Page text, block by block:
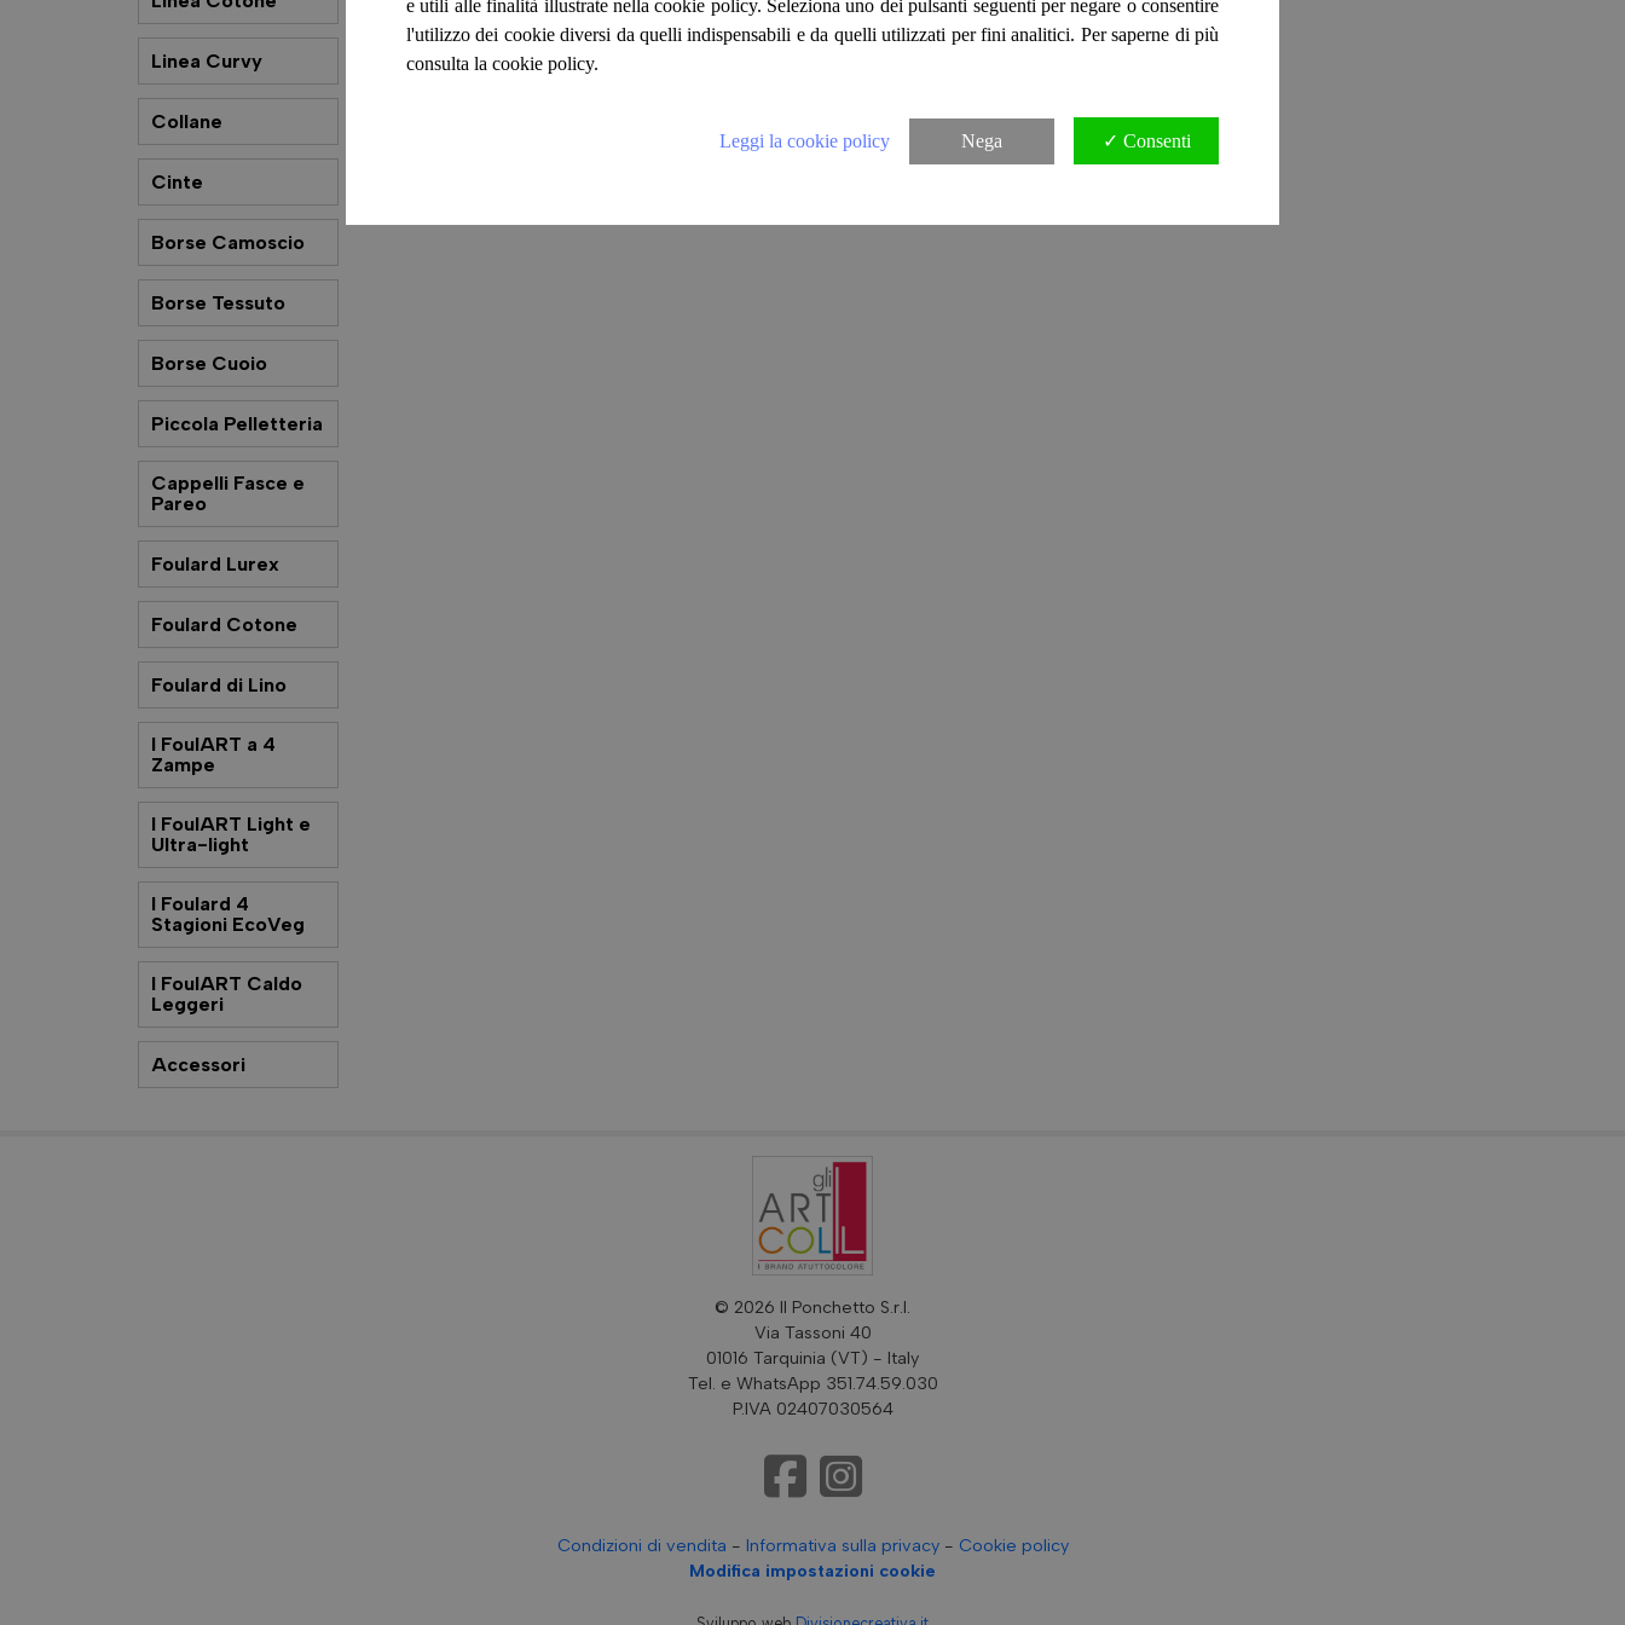
Linea Curvy
Collane
Cinte
Borse Camoscio
Borse Tessuto
Borse Cuoio
Piccola Pelletteria
Cappelli Fasce e
Pareo
Foulard Lurex
Foulard Cotone
Foulard di Lino
I FoulART a 4
Zampe
I FoulART Light e
Ultra-light
I Foulard 4
Stagioni EcoVeg
I FoulART Caldo
Leggeri
Accessori
© 2026 Il Ponchetto S.r.l.
Via Tassoni 40
01016 Tarquinia (VT) - Italy
Tel. e WhatsApp 351.74.59.030
P.IVA 02407030564
Condizioni di vendita - Informativa sulla privacy- Cookie policy
Modifica impostazioni cookie
e utili alle finalità illustrate nella cookie policy. Seleziona uno dei pulsanti seguenti per negare o consentire
l'utilizzo dei cookie diversi da quelli indispensabili e da quelli utilizzati per fini analitici. Per saperne di più
consulta la cookie policy.
Leggi la cookie policy Nega ✓ Consenti